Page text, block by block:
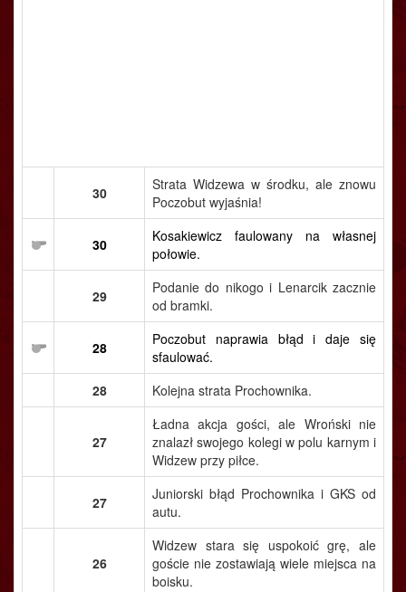
30
Strata Widzewa w środku, ale znowu
Poczobut wyjaśnia!
30
Kosakiewicz faulowany na własnej
połowie.
29
Podanie do nikogo i Lenarcik zacznie
od bramki.
28
Poczobut naprawia błąd i daje się
sfaulować.
28
Kolejna strata Prochownika.
27
Ładna akcja gości, ale Wroński nie
znalazł swojego kolegi w polu karnym i
Widzew przy piłce.
27
Juniorski błąd Prochownika i GKS od
autu.
26
Widzew stara się uspokoić grę, ale
goście nie zostawiają wiele miejsca na
boisku.